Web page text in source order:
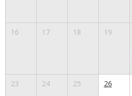
16 17 18 19
23 24 25 26